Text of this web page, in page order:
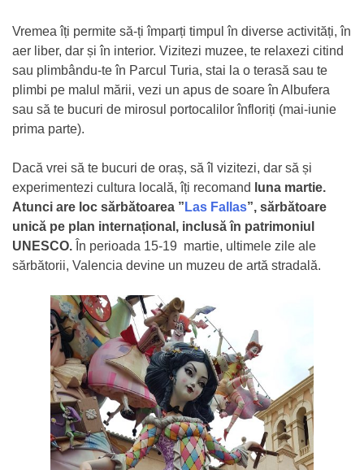
Vremea îți permite să-ți împarți timpul în diverse activități, în
aer liber, dar și în interior. Vizitezi muzee, te relaxezi citind
sau plimbându-te în Parcul Turia, stai la o terasă sau te
plimbi pe malul mării, vezi un apus de soare în Albufera
sau să te bucuri de mirosul portocalilor înfloriți (mai-iunie
prima parte).
Dacă vrei să te bucuri de oraș, să îl vizitezi, dar să și
experimentezi cultura locală, îți recomand
luna martie.
Atunci are loc sărbătoarea ” Las Fallas”, sărbătoare
unică pe plan internațional, inclusă în patrimoniul
UNESCO. În perioada 15-19 martie, ultimele zile ale
sărbătorii, Valencia devine un muzeu de artă stradală.